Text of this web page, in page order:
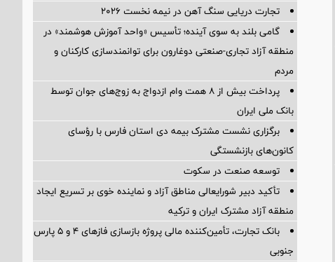
تجارت دریایی سنگ آهن در نیمه نخست ۲۰۲۶
گامی بلند به سوی آینده؛ تأسیس «واحد آموزش هوشمند» در
منطقه آزاد تجاری-صنعتی دوغارون برای توانمندسازی کارکنان و
مردم
پرداخت بیش از ۸ همت وام ازدواج به زوج‌های جوان توسط
بانک ملی ایران
برگزاری نشست مشترک بیمه دی استان فارس با رؤسای
کانون‌های بازنشستگی
توسعه صنعت در سکوت
تأکید دبیر شورایعالی مناطق آزاد و نماینده خوی بر تسریع ایجاد
منطقه آزاد مشترک ایران و ترکیه
بانک تجارت، تأمین‌کننده مالی پروژه بازسازی فازهای ۴ و ۵ پارس
جنوبی